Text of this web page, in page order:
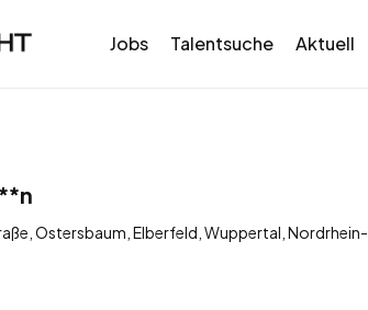
Jobs Talentsuche Aktuell
Ostersbaum, Elberfeld, Wuppertal,